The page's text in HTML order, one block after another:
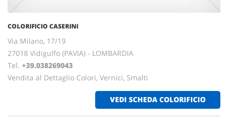
COLORIFICIO CASERINI
Via Milano, 17/19
27018 Vidigulfo (PAVIA) - LOMBARDIA
Tel. +39.038269043
Vendita al Dettaglio Colori, Vernici, Smalti
VEDI SCHEDA COLORIFICIO